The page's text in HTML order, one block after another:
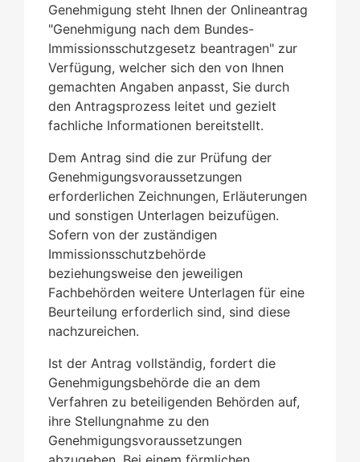
Genehmigung steht Ihnen der Onlineantrag
"Genehmigung nach dem Bundes-
Immissionsschutzgesetz beantragen" zur
Verfügung, welcher sich den von Ihnen
gemachten Angaben anpasst, Sie durch
den Antragsprozess leitet und gezielt
fachliche Informationen bereitstellt.
Dem Antrag sind die zur Prüfung der
Genehmigungsvoraussetzungen
erforderlichen Zeichnungen, Erläuterungen
und sonstigen Unterlagen beizufügen.
Sofern von der zuständigen
Immissionsschutzbehörde
beziehungsweise den jeweiligen
Fachbehörden weitere Unterlagen für eine
Beurteilung erforderlich sind, sind diese
nachzureichen.
Ist der Antrag vollständig, fordert die
Genehmigungsbehörde die an dem
Verfahren zu beteiligenden Behörden auf,
ihre Stellungnahme zu den
Genehmigungsvoraussetzungen